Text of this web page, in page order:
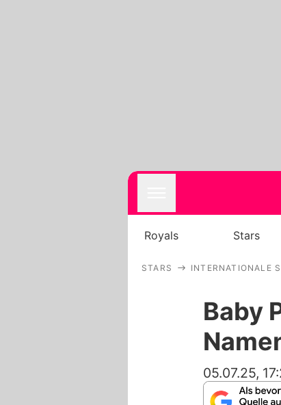
Royals Stars
STARS INTERNATIONALE
Baby
05.07.25,